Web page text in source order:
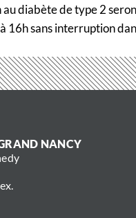
au diabète de type 2
16h sans interruption
NANCY